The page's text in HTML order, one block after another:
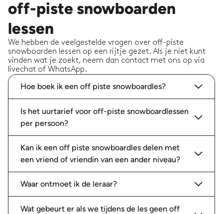
off-piste snowboarden
lessen
We hebben de veelgestelde vragen over off-piste
snowboarden lessen op een rijtje gezet. Als je niet kunt
vinden wat je zoekt, neem dan contact met ons op via
livechat of WhatsApp.
Hoe boek ik een off piste snowboardles?
Is het uurtarief voor off-piste snowboardlessen
per persoon?
Kan ik een off piste snowboardles delen met
een vriend of vriendin van een ander niveau?
Waar ontmoet ik de leraar?
Wat gebeurt er als we tijdens de les geen off